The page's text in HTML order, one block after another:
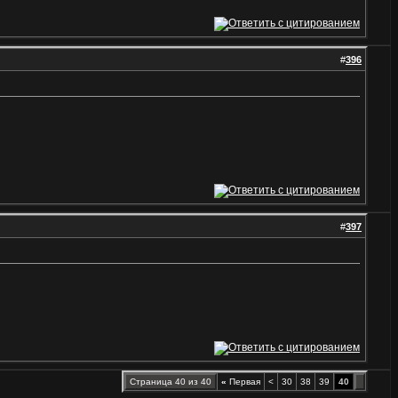
#396
#397
Страница 40 из 40 « Первая < 30 38 39 40